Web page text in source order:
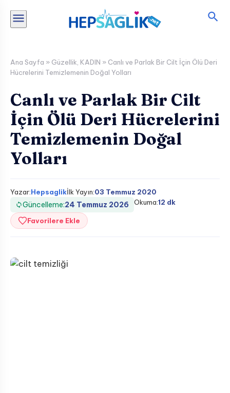
atla
Ana Sayfa » Güzellik KADIN » Canlı ve Parlak Bir Cilt İçin Ölü Deri
Hücrelerini Temizlemenin Doğal Yolları
Canlı ve Parlak Bir Cilt
İçin Ölü Deri Hücrelerini
Temizlemenin Doğal
Yolları
Yazar:Hepsaglikİlk Yayın:03 Temmuz 2020
Güncelleme:24 Temmuz 2026 Okuma:12 dk
Favorilere Ekle